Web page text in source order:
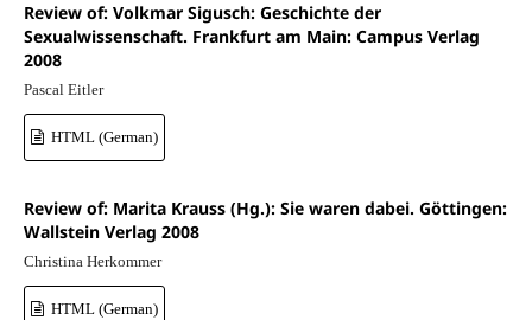
Review of: Volkmar Sigusch: Geschichte der
Sexualwissenschaft. Frankfurt am Main: Campus Verlag
2008
Pascal Eitler
HTML (German)
Review of: Marita Krauss (Hg.): Sie waren dabei. Göttingen:
Wallstein Verlag 2008
Christina Herkommer
HTML (German)